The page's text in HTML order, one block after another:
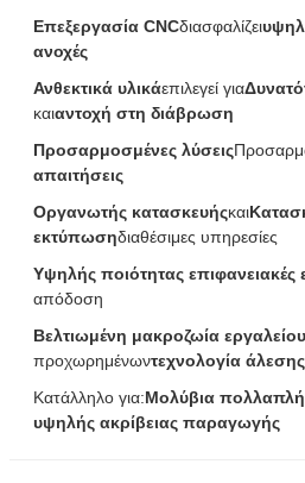
Επεξεργασία CNCδιασφαλίζει
ανοχές
Ανθεκτικά υλικάεπιλεγεί για
καιαντοχή στη διάβρωση
Προσαρμοσμένες λύσεις
απαιτήσεις
Οργανωτής κατασκευήςκαι
εκτύπωσηδιαθέσιμες υπηρεσίες
Υψηλής ποιότητας επιφανειακές
απόδοση
Βελτιωμένη μακροζωία εργαλείου
προχωρημένωντεχνολογία άλεσης
Κατάλληλο για:Μολύβια
υψηλής ακρίβειας παραγωγής